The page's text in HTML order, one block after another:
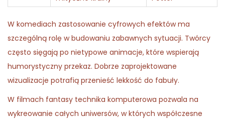
W komediach zastosowanie cyfrowych efektów ma
szczególną rolę w budowaniu zabawnych sytuacji. Twórcy
często sięgają po nietypowe animacje, które wspierają
humorystyczny przekaz. Dobrze zaprojektowane
wizualizacje potrafią przenieść lekkość do fabuły.
W filmach fantasy technika komputerowa pozwala na
wykreowanie całych uniwersów, w których współczesne